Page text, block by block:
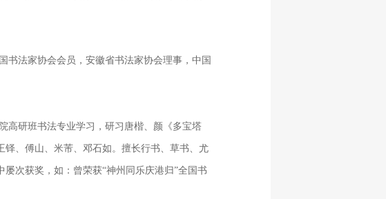
书法家协会会员，安徽省书法家协会理事，中国
高研班书法专业学习，研习唐楷、颜《多宝塔
、傅山、米芾、邓石如。擅长行书、草书、尤
次获奖，如：曾荣获“神州同乐庆港归”全国书